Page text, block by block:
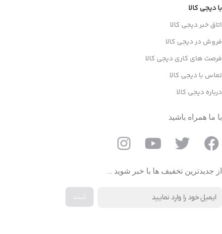
با دیجی کالا
اتاق خبر دیجی کالا
فروش در دیجی کالا
فرصت های کاری دیجی کالا
تماس با دیجی کالا
درباره دیجی کالا
با ما همراه باشید
از جدیدترین تخفیف ها با خبر شوید …